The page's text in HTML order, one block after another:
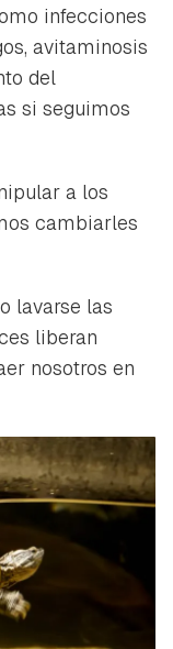
infecciones
avitaminosis
del
si seguimos
a los
cambiarles
lavarse las
liberan
nosotros en